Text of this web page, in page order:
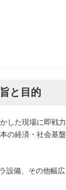
と目的
した現場に即戦力
の経済・社会基盤
設備、その他幅広